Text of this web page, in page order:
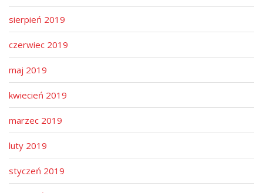
sierpień 2019
czerwiec 2019
maj 2019
kwiecień 2019
marzec 2019
luty 2019
styczeń 2019